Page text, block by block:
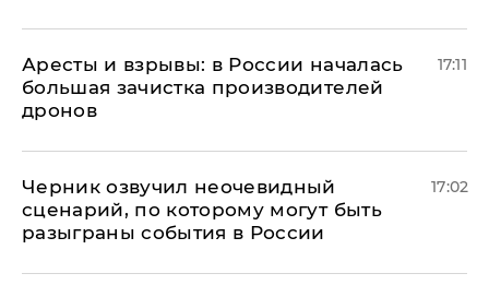
Аресты и взрывы: в России началась
большая зачистка производителей
дронов
17:11
Черник озвучил неочевидный
сценарий, по которому могут быть
разыграны события в России
17:02